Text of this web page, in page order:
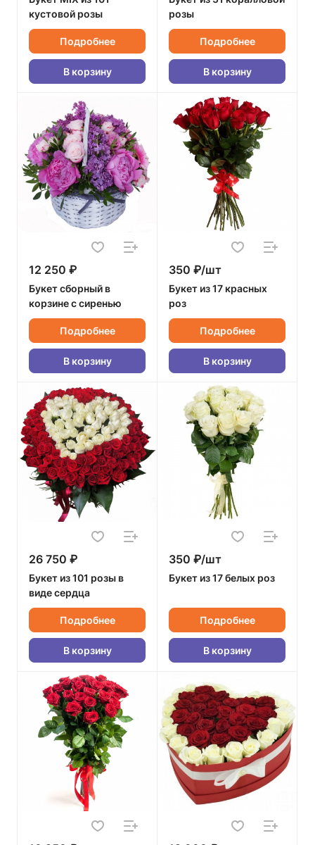
кустовой розы
Подробнее
В корзину
розы
Подробнее
В корзину
12 250 ₽
Букет сборный в
корзине с сиренью
Подробнее
В корзину
350 ₽/шт
Букет из 17 красных
роз
Подробнее
В корзину
26 750 ₽
Букет из 101 розы в
виде сердца
Подробнее
В корзину
350 ₽/шт
Букет из 17 белых роз
Подробнее
В корзину